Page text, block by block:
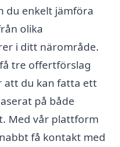
du enkelt jämföra
olika
i ditt närområde.
tre offertförslag
att du kan fatta ett
på både
Med vår plattform
få kontakt med